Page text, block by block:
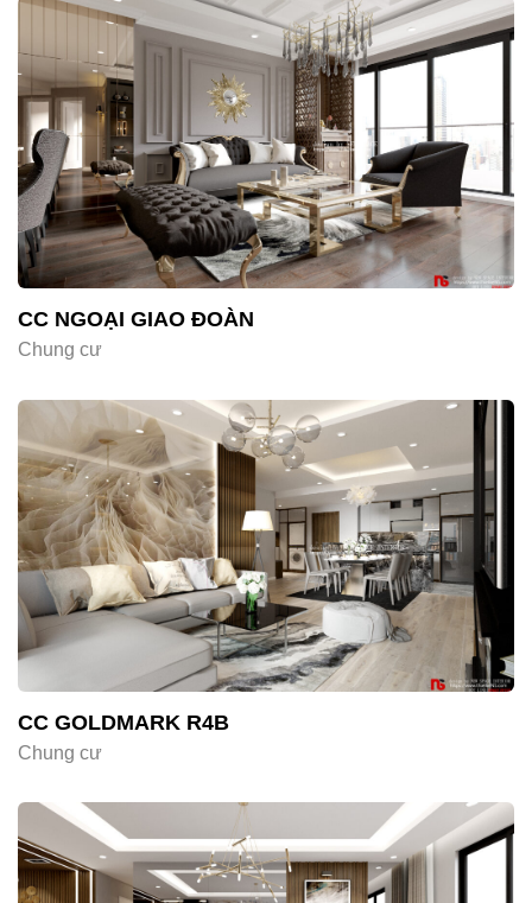
CC NGOẠI GIAO ĐOÀN
Chung cư
CC GOLDMARK R4B
Chung cư